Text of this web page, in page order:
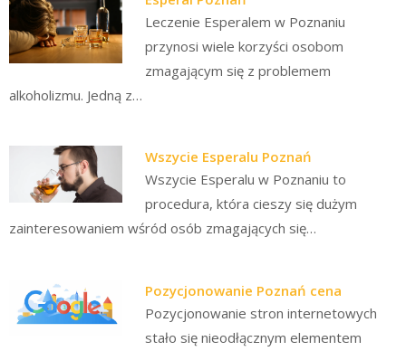
Leczenie Esperalem w Poznaniu
przynosi wiele korzyści osobom
zmagającym się z problemem
alkoholizmu. Jedną z…
Wszycie Esperalu Poznań
Wszycie Esperalu w Poznaniu to
procedura, która cieszy się dużym
zainteresowaniem wśród osób zmagających się…
Pozycjonowanie Poznań cena
Pozycjonowanie stron internetowych
stało się nieodłącznym elementem